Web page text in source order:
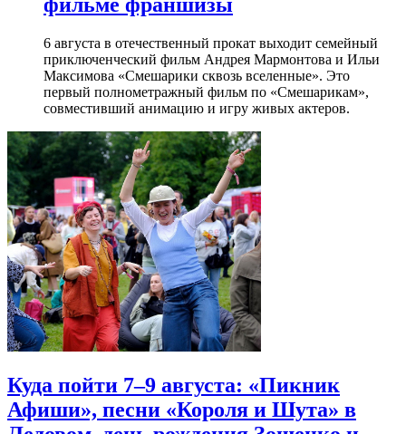
6 августа в отечественный прокат выходит семейный
приключенческий фильм Андрея Мармонтова и Ильи
Максимова «Смешарики сквозь вселенные». Это
первый полнометражный фильм по «Смешарикам»,
совместивший анимацию и игру живых актеров.
Куда пойти 7–9 августа: «Пикник
Афиши», песни «Короля и Шута» в